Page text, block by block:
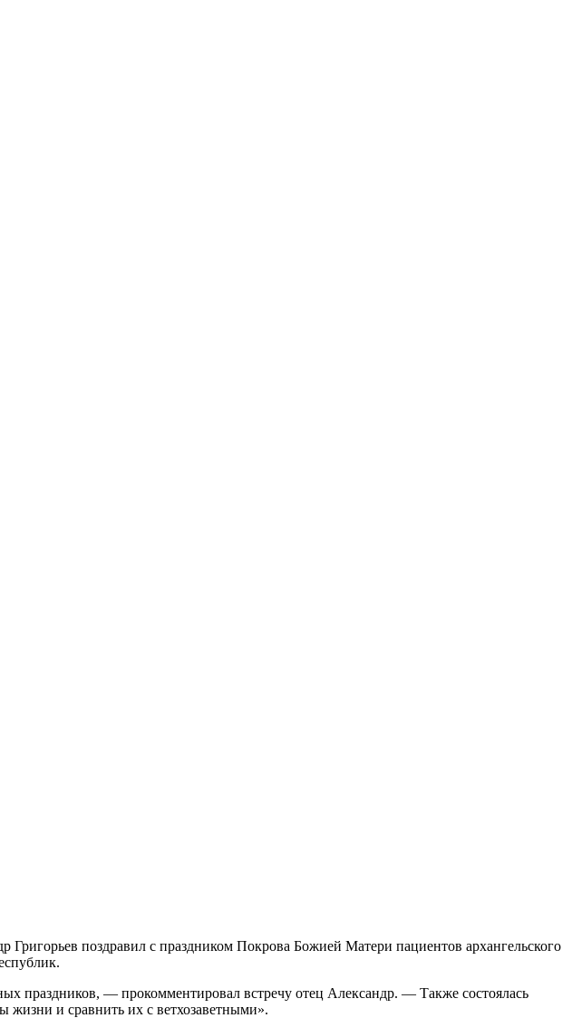
поздравил с праздником Покрова Божией Матери пациентов архангельского
праздников, — прокомментировал встречу отец Александр. — Также состоялась
жизни и сравнить их с ветхозаветными».